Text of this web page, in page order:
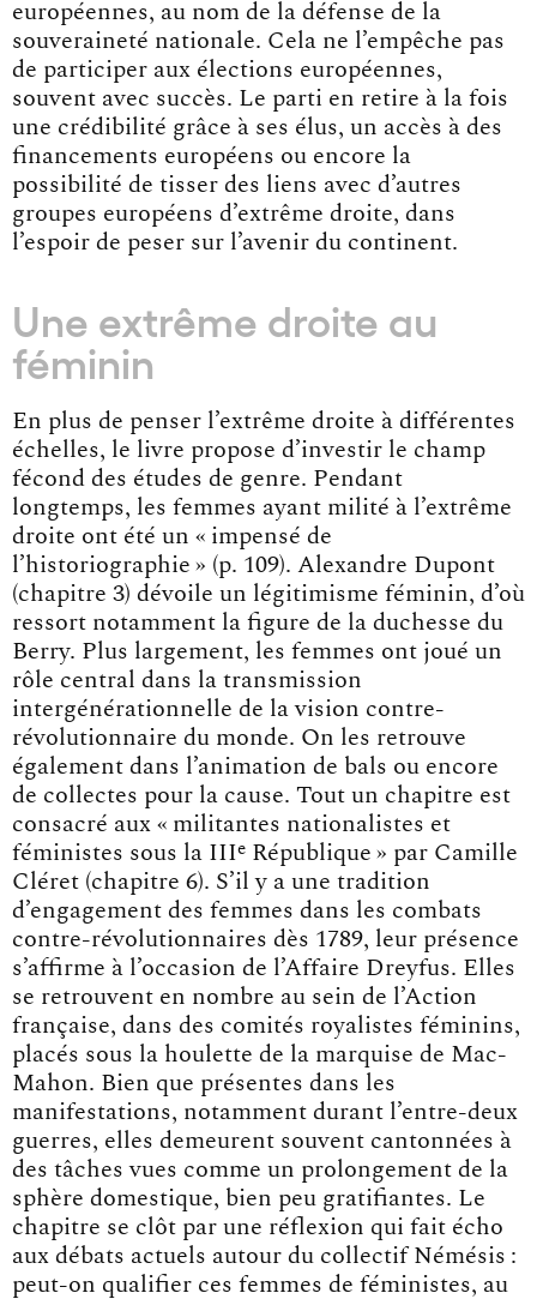
européennes, au nom de la défense de la
souveraineté nationale. Cela ne l’empêche pas
de participer aux élections européennes,
souvent avec succès. Le parti en retire à la fois
une crédibilité grâce à ses élus, un accès à des
financements européens ou encore la
possibilité de tisser des liens avec d’autres
groupes européens d’extrême droite, dans
l’espoir de peser sur l’avenir du continent.
Une extrême droite au
féminin
En plus de penser l’extrême droite à différentes
échelles, le livre propose d’investir le champ
fécond des études de genre. Pendant
longtemps, les femmes ayant milité à l’extrême
droite ont été un « impensé de
l’historiographie » (p. 109). Alexandre Dupont
(chapitre 3) dévoile un légitimisme féminin, d’où
ressort notamment la figure de la duchesse du
Berry. Plus largement, les femmes ont joué un
rôle central dans la transmission
intergénérationnelle de la vision contre-
révolutionnaire du monde. On les retrouve
également dans l’animation de bals ou encore
de collectes pour la cause. Tout un chapitre est
consacré aux « militantes nationalistes et
féministes sous la IIIe République » par Camille
Cléret (chapitre 6). S’il y a une tradition
d’engagement des femmes dans les combats
contre-révolutionnaires dès 1789, leur présence
s’affirme à l’occasion de l’Affaire Dreyfus. Elles
se retrouvent en nombre au sein de l’Action
française, dans des comités royalistes féminins,
placés sous la houlette de la marquise de Mac-
Mahon. Bien que présentes dans les
manifestations, notamment durant l’entre-deux
guerres, elles demeurent souvent cantonnées à
des tâches vues comme un prolongement de la
sphère domestique, bien peu gratifiantes. Le
chapitre se clôt par une réflexion qui fait écho
aux débats actuels autour du collectif Némésis :
peut-on qualifier ces femmes de féministes, au